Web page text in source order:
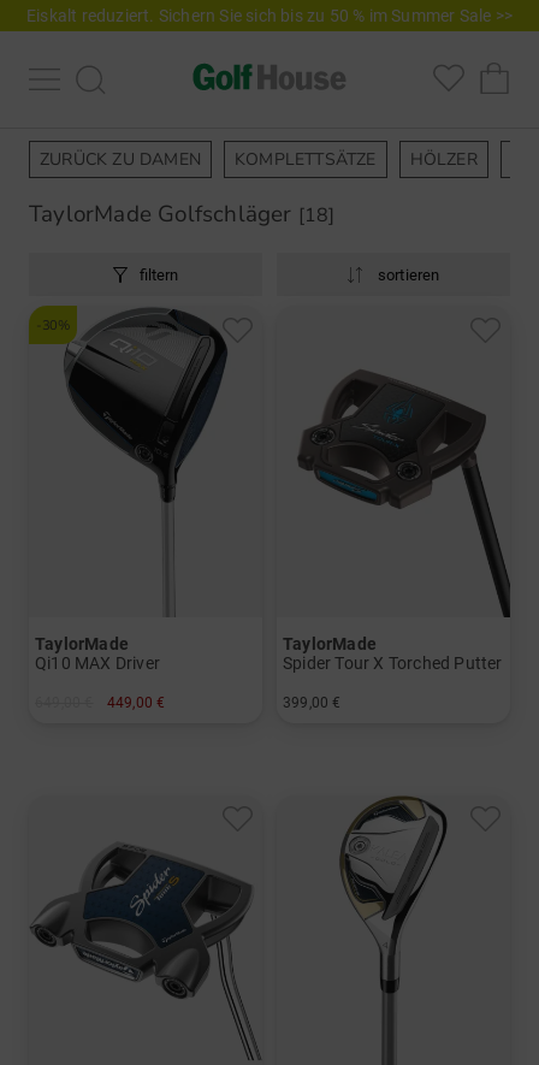
Eiskalt reduziert. Sichern Sie sich bis zu 50 % im Summer Sale >>
ZURÜCK ZU DAMEN KOMPLETTSÄTZE HÖLZER
TaylorMade Golfschläger [18]
filtern sortieren
-30%
TaylorMade
Qi10 MAX Driver
449,00 €
TaylorMade
Spider Tour X Torched Putter
399,00 €